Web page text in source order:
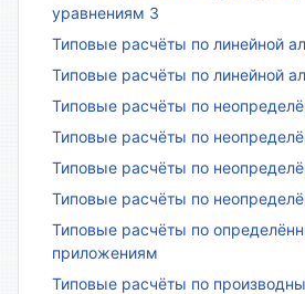
уравнениям 3
Типовые расчёты по линейной
Типовые расчёты по линейной
Типовые расчёты по
Типовые расчёты по
Типовые расчёты по
Типовые расчёты по
Типовые расчёты по
приложениям
Типовые расчёты по